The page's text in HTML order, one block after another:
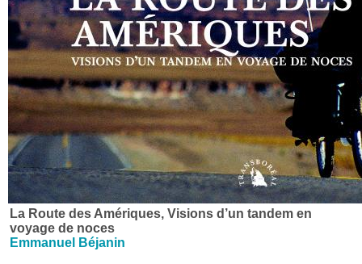
La Route des Amériques, Visions d’un tandem en
voyage de noces
Emmanuel Béjanin